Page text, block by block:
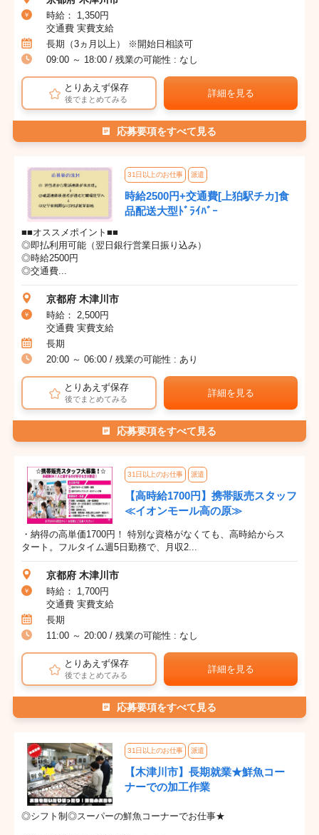
時給： 1,350円
交通費 実費支給
長期（3ヵ月以上） ※開始日相談可
09:00 ～ 18:00 / 残業の可能性 : なし
とりあえず保存
後でまとめてみる
詳細を見る
応募要項をすべて見る
31日以上のお仕事 派遣
時給2500円+交通費[上狛駅チカ]食
品配送大型ﾄﾞﾗｲﾊﾞｰ
■■オススメポイント■■
◎即払利用可能（翌日銀行営業日振り込み）
◎時給2500円
◎交通費...
京都府 木津川市
時給： 2,500円
交通費 実費支給
長期
20:00 ～ 06:00 / 残業の可能性 : あり
とりあえず保存
後でまとめてみる
詳細を見る
応募要項をすべて見る
31日以上のお仕事 派遣
【高時給1700円】携帯販売スタッフ
≪イオンモール高の原≫
・納得の高単価1700円！ 特別な資格がなくても、高時給からス
タート。フルタイム週5日勤務で、月収2...
京都府 木津川市
時給： 1,700円
交通費 実費支給
長期
11:00 ～ 20:00 / 残業の可能性 : なし
とりあえず保存
後でまとめてみる
詳細を見る
応募要項をすべて見る
31日以上のお仕事 派遣
【木津川市】長期就業★鮮魚コー
ナーでの加工作業
◎シフト制◎スーパーの鮮魚コーナーでお仕事★